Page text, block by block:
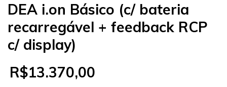
DEA i.on Básico (c/ bateria
recarregável + feedback RCP
c/ display)
R$13.370,00